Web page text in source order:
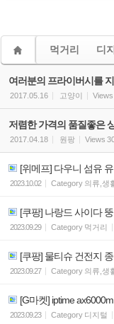
먹거리 디
여러분의 프라이버시를
2017.05.16 고양이 Views
저렴한 가격의 품질좋은
2017.04.18 원팡 Views
[위메프] 다우니 섬유
2023.10.02 Category 의류,생
[쿠팡] 나랑드 사이다
2023.09.29 Category 먹거리
[쿠팡] 물티슈 건전지
2023.09.27 Category 의류,생
[G마켓] iptime
2023.09.23 Category 디지털